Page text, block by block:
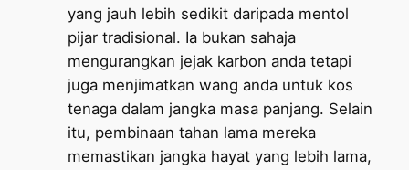
yang jauh lebih sedikit daripada mentol
pijar tradisional. Ia bukan sahaja
mengurangkan jejak karbon anda tetapi
juga menjimatkan wang anda untuk kos
tenaga dalam jangka masa panjang. Selain
itu, pembinaan tahan lama mereka
memastikan jangka hayat yang lebih lama,